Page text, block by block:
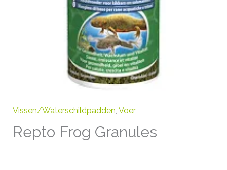
Vissen/Waterschildpadden, Voer
Repto Frog Granules